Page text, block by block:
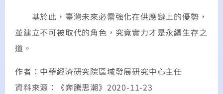
基於此，臺灣未來必需強化在供應鏈上的優勢，
並建立不可被取代的角色，究竟實力才是永續生存之
道。
作者：中華經濟研究院區域發展研究中心主任
資料來源：《奔騰思潮》2020-11-23